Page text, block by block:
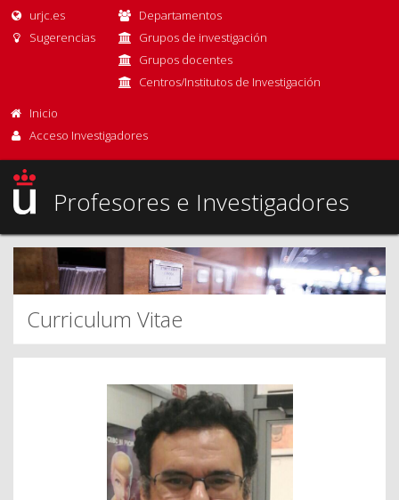
urjc.es
Sugerencias
Departamentos
Grupos de investigación
Grupos docentes
Centros/Institutos de Investigación
Inicio
Acceso Investigadores
Profesores e Investigadores
Curriculum Vitae